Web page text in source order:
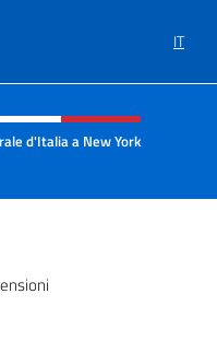
IT
e menù
d'Italia a New York